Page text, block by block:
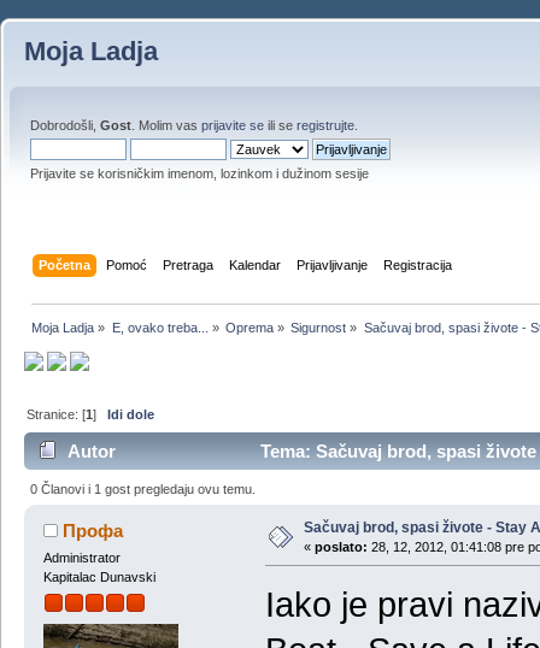
Moja Ladja
Dobrodošli, Gost . Molim vas prijavite se ili se registrujte
Prijavite se korisničkim imenom, lozinkom i dužinom sesije
Početna Pomoć Pretraga Kalendar Prijavljivanje Registracija
Moja Ladja » E, ovako treba... » Oprema» Sigurnost » Sačuvaj brod, spasi živote -
Stranice: [1]Idi dole
Autor Tema: Sačuvaj brod, spasi
0 Članovi i 1 gost pregledaju ovu temu.
Профа
Administrator
Kapitalac Dunavski
Sačuvaj brod, spasi živote - Stay
« poslato: 28, 12, 2012, 01:41:08 pre
Iako je pravi